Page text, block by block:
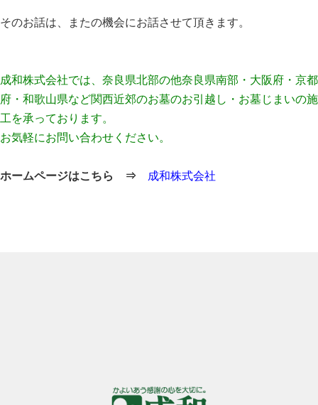
そのお話は、またの機会にお話させて頂きます。
成和株式会社では、奈良県北部の他奈良県南部・大阪府・京都
府・和歌山県など関西近郊のお墓のお引越し・お墓じまいの施
工を承っております。
お気軽にお問い合わせください。
ホームページはこちら ⇒ 成和株式会社